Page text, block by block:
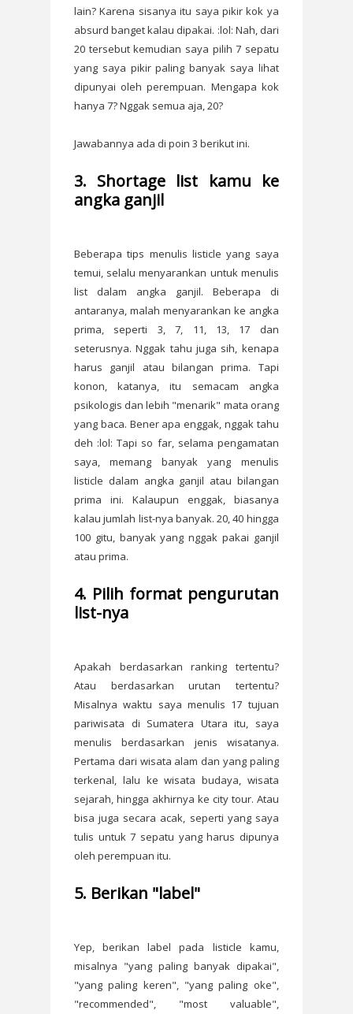
lain? Karena sisanya itu saya pikir kok ya
absurd banget kalau dipakai. :lol: Nah, dari
20 tersebut kemudian saya pilih 7 sepatu
yang saya pikir paling banyak saya lihat
dipunyai oleh perempuan. Mengapa kok
hanya 7? Nggak semua aja, 20?
Jawabannya ada di poin 3 berikut ini.
3. Shortage list kamu ke
angka ganjil
Beberapa tips menulis listicle yang saya
temui, selalu menyarankan untuk menulis
list dalam angka ganjil. Beberapa di
antaranya, malah menyarankan ke angka
prima, seperti 3, 7, 11, 13, 17 dan
seterusnya. Nggak tahu juga sih, kenapa
harus ganjil atau bilangan prima. Tapi
konon, katanya, itu semacam angka
psikologis dan lebih "menarik" mata orang
yang baca. Bener apa enggak, nggak tahu
deh :lol: Tapi so far, selama pengamatan
saya, memang banyak yang menulis
listicle dalam angka ganjil atau bilangan
prima ini. Kalaupun enggak, biasanya
kalau jumlah list-nya banyak. 20, 40 hingga
100 gitu, banyak yang nggak pakai ganjil
atau prima.
4. Pilih format pengurutan
list-nya
Apakah berdasarkan ranking tertentu?
Atau berdasarkan urutan tertentu?
Misalnya waktu saya menulis 17 tujuan
pariwisata di Sumatera Utara itu, saya
menulis berdasarkan jenis wisatanya.
Pertama dari wisata alam dan yang paling
terkenal, lalu ke wisata budaya, wisata
sejarah, hingga akhirnya ke city tour. Atau
bisa juga secara acak, seperti yang saya
tulis untuk 7 sepatu yang harus dipunya
oleh perempuan itu.
5. Berikan "label"
Yep, berikan label pada listicle kamu,
misalnya "yang paling banyak dipakai",
"yang paling keren", "yang paling oke",
"recommended", "most valuable",